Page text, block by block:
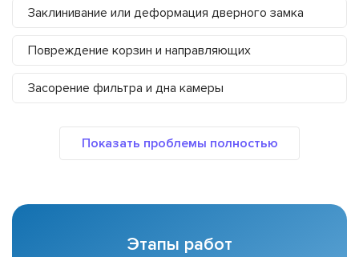
Заклинивание или деформация дверного замка
Повреждение корзин и направляющих
Засорение фильтра и дна камеры
Этапы работ